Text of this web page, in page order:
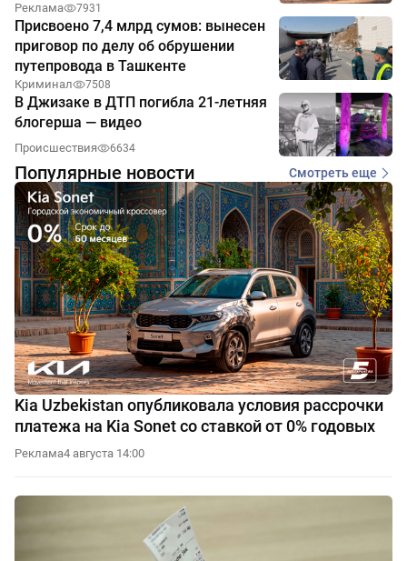
Реклама 7931
Присвоено 7,4 млрд сумов: вынесен
приговор по делу об обрушении
путепровода в Ташкенте
Криминал 7508
В Джизаке в ДТП погибла 21-летняя
блогерша — видео
Происшествия 6634
Популярные новости Смотреть еще
Kia Uzbekistan опубликовала условия рассрочки
платежа на Kia Sonet со ставкой от 0% годовых
Реклама4 августа 14:00